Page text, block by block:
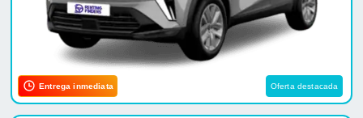
Entrega inmediata Oferta destacada